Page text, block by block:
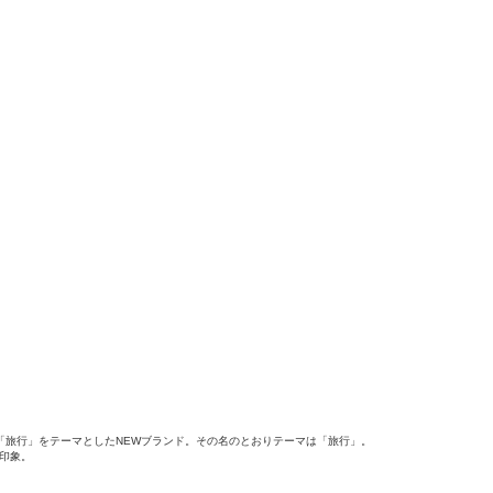
行」をテーマとしたNEWブランド。その名のとおりテーマは「旅行」。
象。